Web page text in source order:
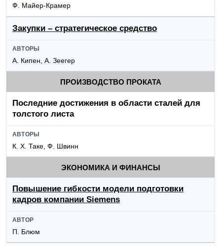
Ф. Майер-Крамер
Закупки – стратегическое средство
АВТОРЫ
А. Кипен, А. Зеегер
ПРОИЗВОДСТВО ПРОКАТА
Последние достижения в области сталей для
толстого листа
АВТОРЫ
К. X. Таке, Ф. Швинн
ЭКОНОМИКА И ФИНАНСЫ
Повышение гибкости модели подготовки
кадров компании Siemens
АВТОР
П. Блюм